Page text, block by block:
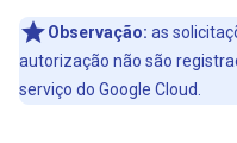
Observação: as
autorização não são
serviço do Google Cloud.